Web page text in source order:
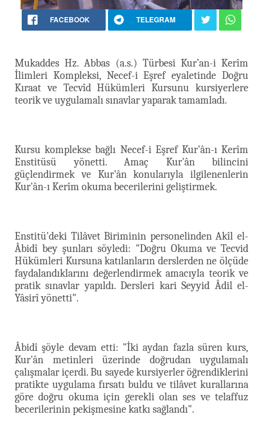
FACEBOOK TELEGRAM
Mukaddes Hz. Abbas (a.s.) Türbesi Kur’an-i Kerîm
İlimleri Kompleksi, Necef-i Eşref eyaletinde Doğru
Kıraat ve Tecvîd Hükümleri Kursunu kursiyerlere
teorik ve uygulamalı sınavlar yaparak tamamladı.
Kursu komplekse bağlı Necef-i Eşref Kur'ân-ı Kerîm
Enstitüsü yönetti. Amaç Kur'ân bilincini
güçlendirmek ve Kur'ân konularıyla ilgilenenlerin
Kur'ân-ı Kerîm okuma becerilerini geliştirmek.
Enstitü'deki Tilâvet Biriminin personelinden Akîl el-
Âbidî bey şunları söyledi: "Doğru Okuma ve Tecvid
Hükümleri Kursuna katılanların derslerden ne ölçüde
faydalandıklarını değerlendirmek amacıyla teorik ve
pratik sınavlar yapıldı. Dersleri kari Seyyid Âdil el-
Yâsirî yönetti".
Âbidî şöyle devam etti: "İki aydan fazla süren kurs,
Kur'ân metinleri üzerinde doğrudan uygulamalı
çalışmalar içerdi. Bu sayede kursiyerler öğrendiklerini
pratikte uygulama fırsatı buldu ve tilâvet kurallarına
göre doğru okuma için gerekli olan ses ve telaffuz
becerilerinin pekişmesine katkı sağlandı".